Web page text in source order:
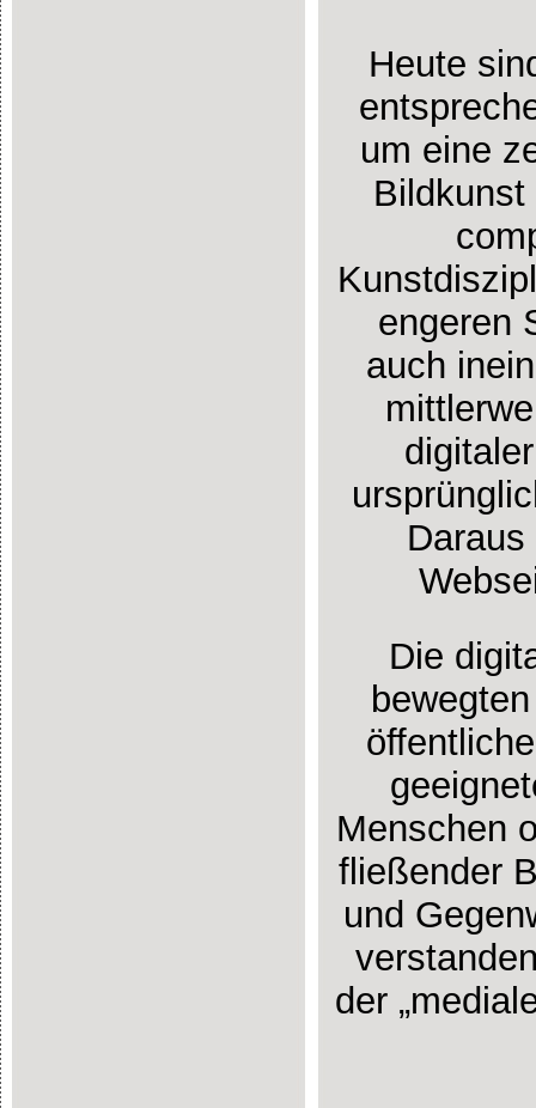
Heute
um eine
engeren
auch
Die
Menschen
fließender
und
der